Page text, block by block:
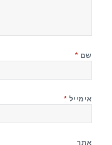
שם *
אימייל *
אתר